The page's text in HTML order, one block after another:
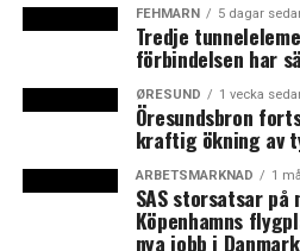
flygplatsbyggnaden och ned till
ID-kontrollen genomfördes
mot Sverige. Det resulterade i
fler förseningar, färre
tågen. (News Øresund)
Dansk Industri, Sydsvenskan
Handelskammaren och
pressmeddelande
FEHMARN 5 dagar
Tredje
förbindelsen har
ØRESUND 1 vecka
Öresundsbron
kraftig ökning av
ARBETSMARKNAD 1
SAS storsatsar på
Köpenhamns
nya jobb i